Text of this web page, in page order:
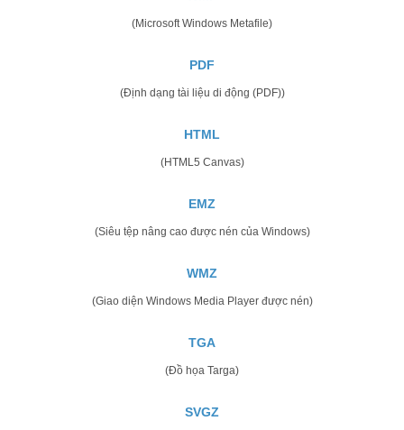
(Microsoft Windows Metafile)
PDF
(Định dạng tài liệu di động (PDF))
HTML
(HTML5 Canvas)
EMZ
(Siêu tệp nâng cao được nén của Windows)
WMZ
(Giao diện Windows Media Player được nén)
TGA
(Đồ họa Targa)
SVGZ